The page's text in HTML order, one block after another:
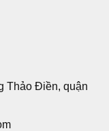
Thảo Điền, quận